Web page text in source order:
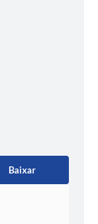
Baixar